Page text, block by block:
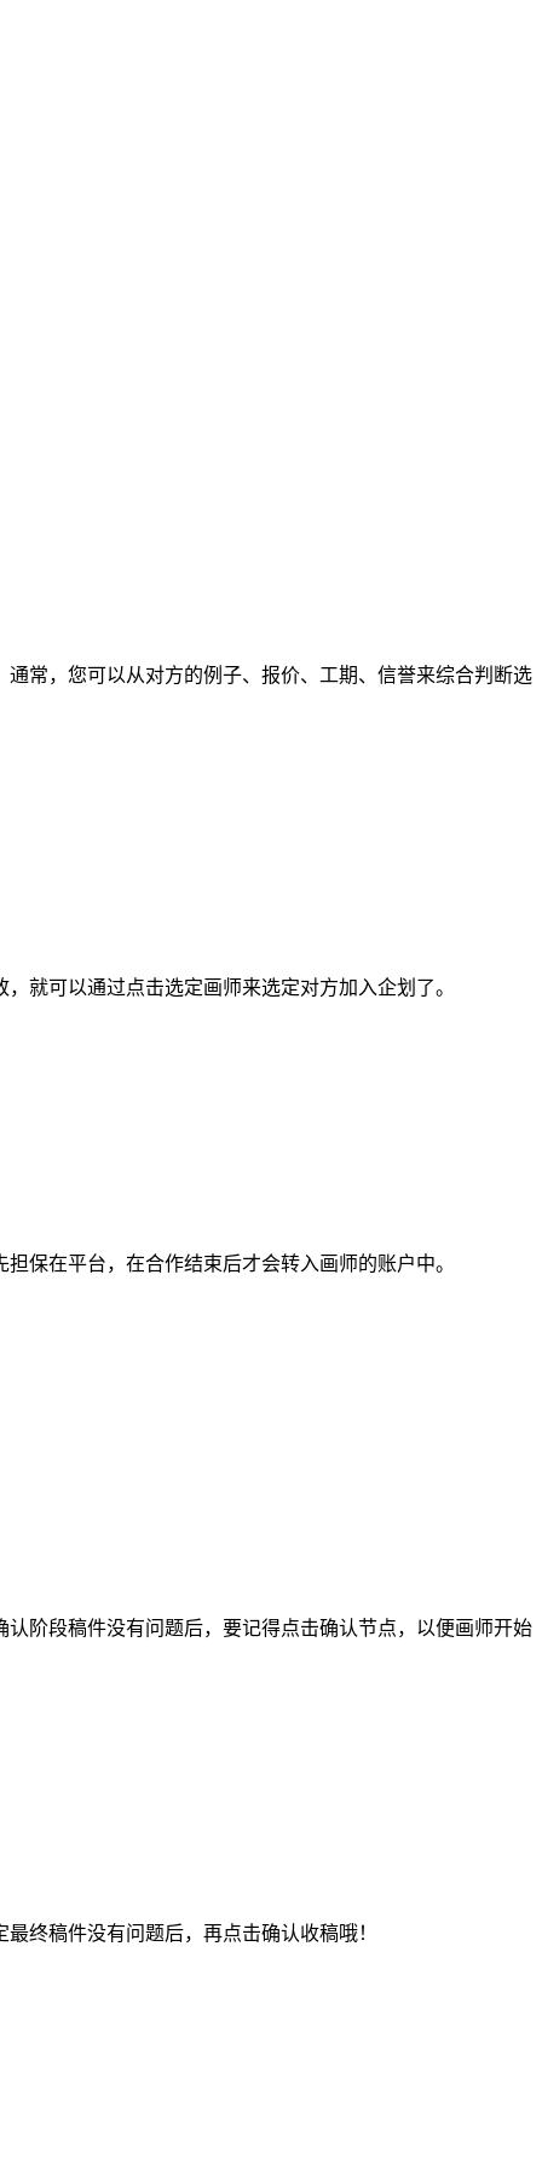
常，您可以从对方的例子、报价、工期、信誉来综合判断选
可以通过点击选定画师来选定对方加入企划了。
在平台，在合作结束后才会转入画师的账户中。
阶段稿件没有问题后，要记得点击确认节点，以便画师开始
稿件没有问题后，再点击确认收稿哦！